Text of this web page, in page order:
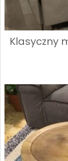
Klasyczny